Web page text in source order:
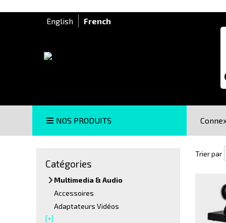
English
French
NOS PRODUITS
Catégories
Multimedia & Audio
Accessoires
Adaptateurs Vidéos
[+]
Trier
Trier par